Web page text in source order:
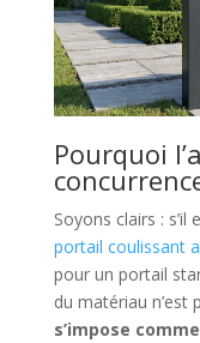
Pourquoi
Soyons clairs :
portail coulissant
pour un portail
du matériau n’est
s’impose